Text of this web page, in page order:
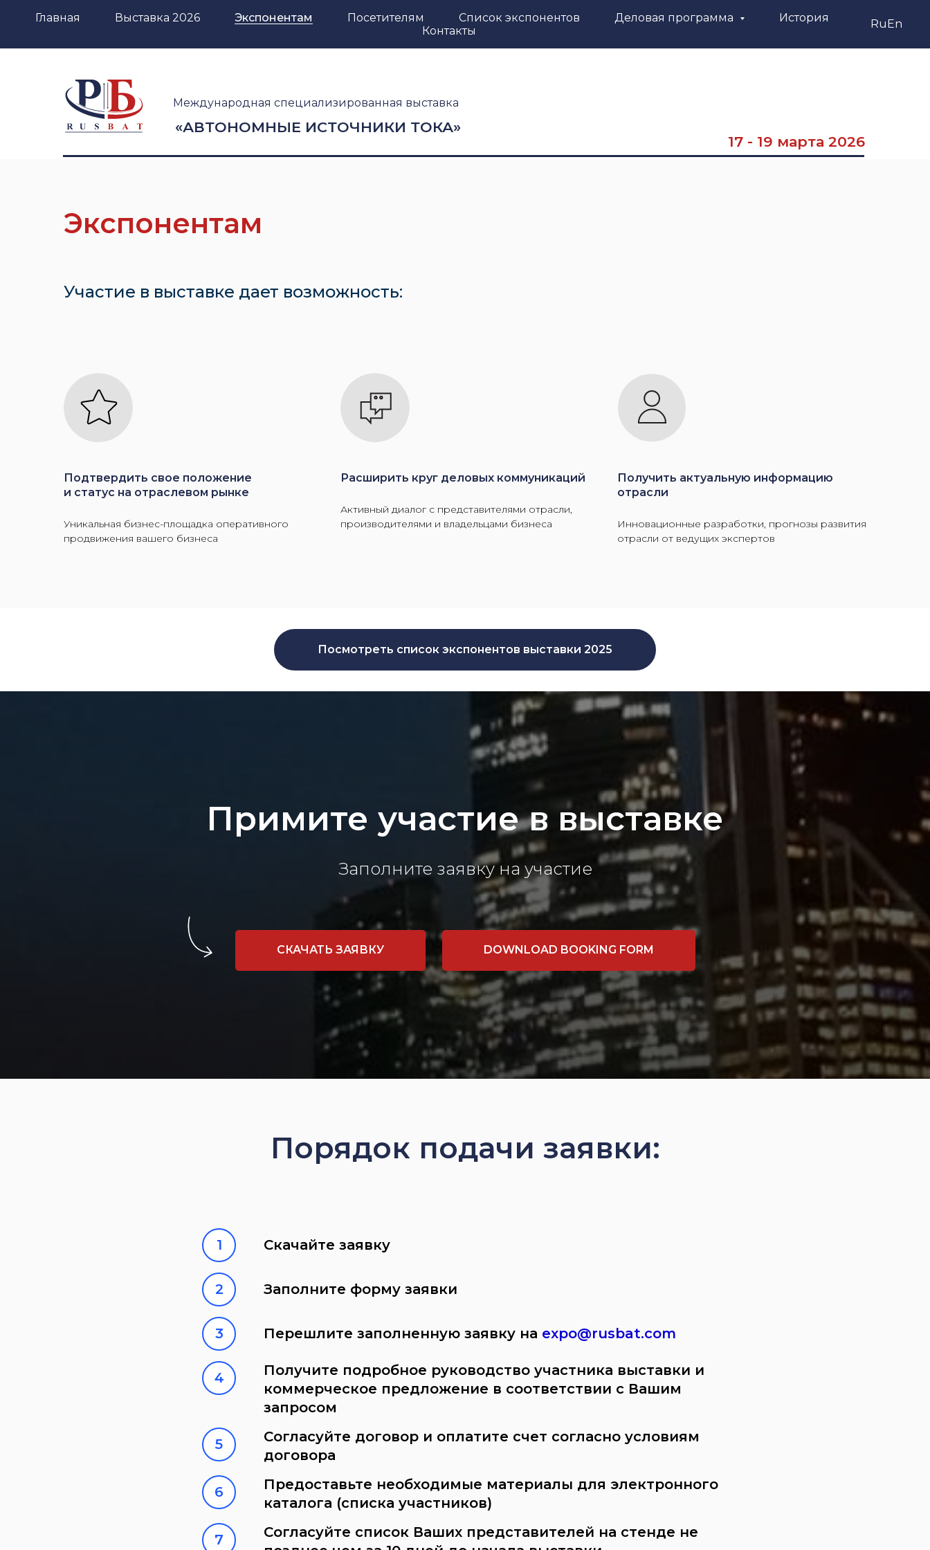
Главная Выставка 2026 Экспонентам Посетителям Список экспонентов Деловая программа
История
Контакты
RuEn
Международная специализированная выставка
«АВТОНОМНЫЕ ИСТОЧНИКИ ТОКА»
17 - 19 марта 2026
Экспонентам
Участие в выставке дает возможность:
Подтвердить свое положение
и статус на отраслевом рынке
Уникальная бизнес-площадка оперативного
продвижения вашего бизнеса
Расширить круг деловых коммуникаций
Активный диалог с представителями отрасли,
производителями и владельцами бизнеса
Получить актуальную информацию
отрасли
Инновационные разработки, прогнозы развития
отрасли от ведущих экспертов
Посмотреть список экспонентов выставки 2025
Примите участие в выставке
Заполните заявку на участие
СКАЧАТЬ ЗАЯВКУ DOWNLOAD BOOKING FORM
Порядок подачи заявки:
Скачайте заявку
Заполните форму заявки
Перешлите заполненную заявку на expo@rusbat.com
Получите подробное руководство участника выставки и
коммерческое предложение в соответствии с Вашим
запросом
Согласуйте договор и оплатите счет согласно условиям
договора
Предоставьте необходимые материалы для электронного
каталога (списка участников)
Согласуйте список Ваших представителей на стенде не